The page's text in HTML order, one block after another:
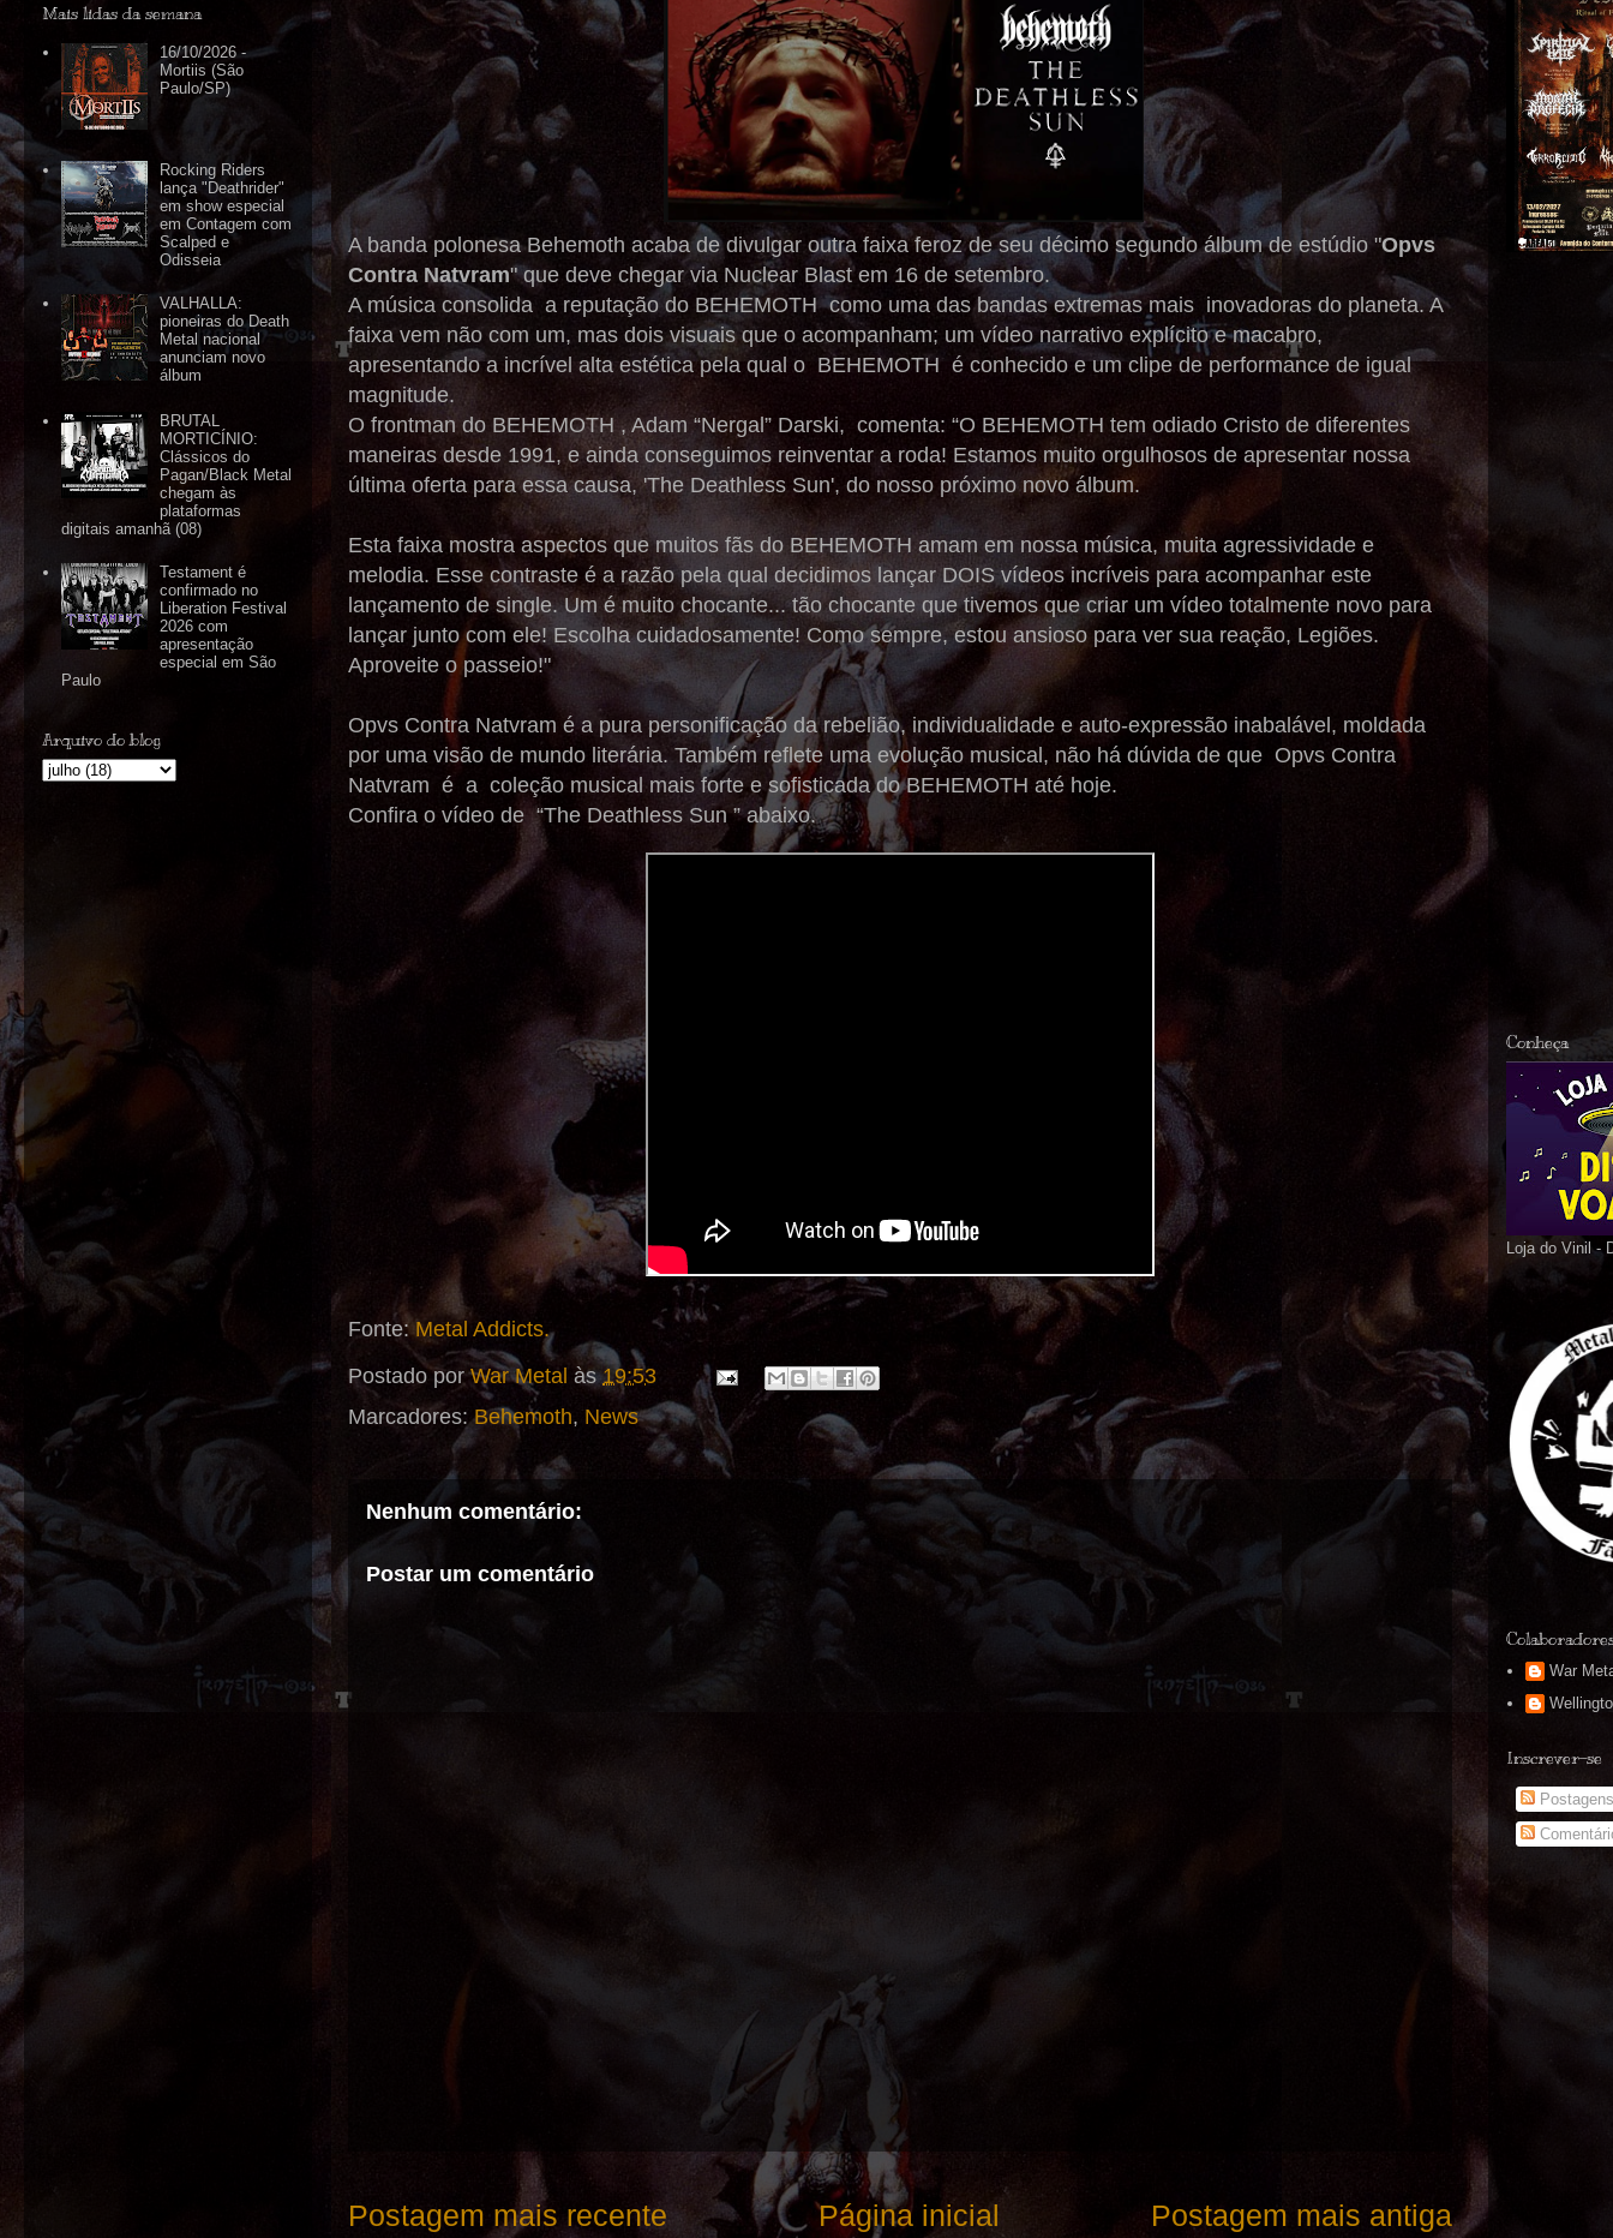
A banda polonesa Behemoth acaba de divulgar outra faixa feroz de seu décimo segundo álbum de estúdio "Opvs
Contra Natvram" que deve chegar via Nuclear Blast em 16 de setembro.
A música consolida a reputação do BEHEMOTH como uma das bandas extremas mais inovadoras do planeta. A
faixa vem não com um, mas dois visuais que o acompanham; um vídeo narrativo explícito e macabro,
apresentando a incrível alta estética pela qual o BEHEMOTH é conhecido e um clipe de performance de igual
magnitude.
O frontman do BEHEMOTH , Adam “Nergal” Darski, comenta: “O BEHEMOTH tem odiado Cristo de diferentes
maneiras desde 1991, e ainda conseguimos reinventar a roda! Estamos muito orgulhosos de apresentar nossa
última oferta para essa causa, 'The Deathless Sun', do nosso próximo novo álbum.
Esta faixa mostra aspectos que muitos fãs do BEHEMOTH amam em nossa música, muita agressividade e
melodia. Esse contraste é a razão pela qual decidimos lançar DOIS vídeos incríveis para acompanhar este
lançamento de single. Um é muito chocante... tão chocante que tivemos que criar um vídeo totalmente novo para
lançar junto com ele! Escolha cuidadosamente! Como sempre, estou ansioso para ver sua reação, Legiões.
Aproveite o passeio!"
Opvs Contra Natvram é a pura personificação da rebelião, individualidade e auto-expressão inabalável, moldada
por uma visão de mundo literária. Também reflete uma evolução musical, não há dúvida de que Opvs Contra
Natvram é a coleção musical mais forte e sofisticada do BEHEMOTH até hoje.
Confira o vídeo de “The Deathless Sun ” abaixo.
Fonte:Metal Addicts.
Postado porWar Metal às19:53
Marcadores:Behemoth, News
Nenhum comentário:
Postar um comentário
Postagem mais recente Postagem mais antiga
Página inicial
Mais lidas da semana
16/10/2026 -
Mortiis (São
Paulo/SP)
Rocking Riders
lança "Deathrider"
em show especial
em Contagem com
Scalped e
Odisseia
VALHALLA:
pioneiras do Death
Metal nacional
anunciam novo
álbum
BRUTAL
MORTICÍNIO:
Clássicos do
Pagan/Black Metal
chegam às
plataformas
digitais amanhã (08)
Testament é
confirmado no
Liberation Festival
2026 com
apresentação
especial em São
Paulo
Arquivo do blog
Conheça
Loja do Vinil -
War
Inscrever-se
Postagens